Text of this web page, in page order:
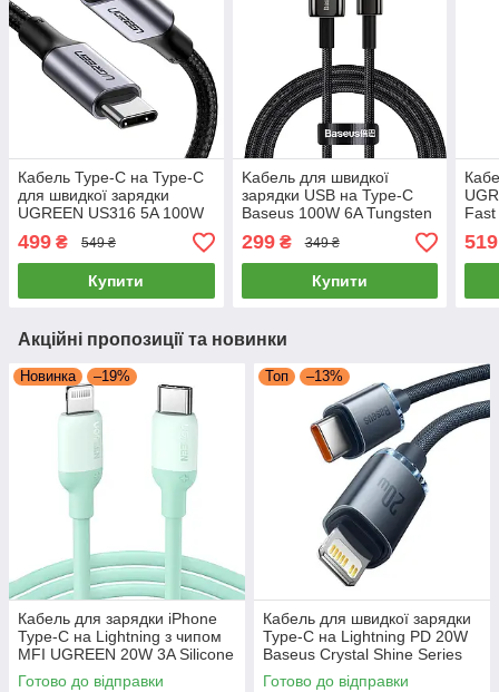
Кабель Type-C на Type-C
для швидкої зарядки
UGREEN US316 5A 100W
QC4.0 PD2.0 2 метри
(черный)
499 ₴ 549 ₴
Купити
Kабель для швидкої
зарядки USB на Type-C
Baseus 100W 6A Tungsten
Gold Fast Charging Cable
1м (чорний)
299₴ 349 ₴
Купити
519
Акційні пропозиції та новинки
Новинка –19%
Кабель для зарядки iPhone
Type-C на Lightning з чипом
MFI UGREEN 20W 3A Silicone
Cable 1m (зелений) US387
Готово до відправки
Топ –13%
Кабель для швидкої зарядки
Type-C на Lightning PD 20W
Baseus Crystal Shine Series
2м (чорний)
Готово до відправки